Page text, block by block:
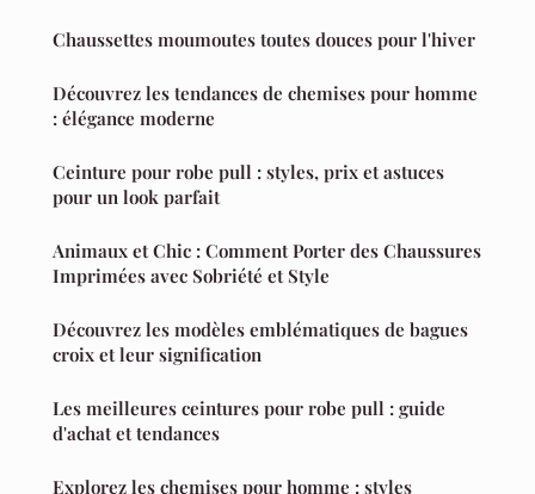
Chaussettes moumoutes toutes douces pour l'hiver
Découvrez les tendances de chemises pour homme
: élégance moderne
Ceinture pour robe pull : styles, prix et astuces
pour un look parfait
Animaux et Chic : Comment Porter des Chaussures
Imprimées avec Sobriété et Style
Découvrez les modèles emblématiques de bagues
croix et leur signification
Les meilleures ceintures pour robe pull : guide
d'achat et tendances
Explorez les chemises pour homme : styles